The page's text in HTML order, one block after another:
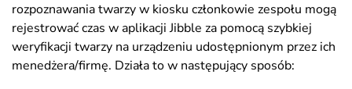
rozpoznawania twarzy w kiosku członkowie zespołu mogą
rejestrować czas w aplikacji Jibble za pomocą szybkiej
weryfikacji twarzy na urządzeniu udostępnionym przez ich
menedżera/firmę. Działa to w następujący sposób: